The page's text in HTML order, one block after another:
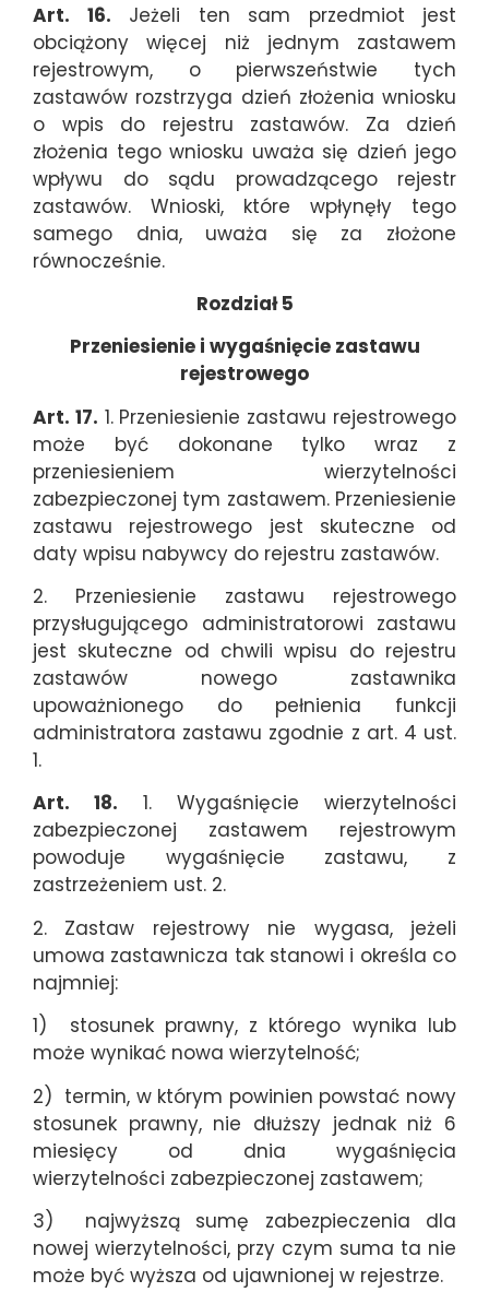
Art. 16. Jeżeli ten sam przedmiot jest
obciążony więcej niż jednym zastawem
rejestrowym, o pierwszeństwie tych
zastawów rozstrzyga dzień złożenia wniosku
o wpis do rejestru zastawów. Za dzień
złożenia tego wniosku uważa się dzień jego
wpływu do sądu prowadzącego rejestr
zastawów. Wnioski, które wpłynęły tego
samego dnia, uważa się za złożone
równocześnie.
Rozdział 5
Przeniesienie i wygaśnięcie zastawu
rejestrowego
Art. 17. 1. Przeniesienie zastawu rejestrowego
może być dokonane tylko wraz z
przeniesieniem wierzytelności
zabezpieczonej tym zastawem. Przeniesienie
zastawu rejestrowego jest skuteczne od
daty wpisu nabywcy do rejestru zastawów.
2. Przeniesienie zastawu rejestrowego
przysługującego administratorowi zastawu
jest skuteczne od chwili wpisu do rejestru
zastawów nowego zastawnika
upoważnionego do pełnienia funkcji
administratora zastawu zgodnie z art. 4 ust.
1.
Art. 18. 1. Wygaśnięcie wierzytelności
zabezpieczonej zastawem rejestrowym
powoduje wygaśnięcie zastawu, z
zastrzeżeniem ust. 2.
2. Zastaw rejestrowy nie wygasa, jeżeli
umowa zastawnicza tak stanowi i określa co
najmniej:
1) stosunek prawny, z którego wynika lub
może wynikać nowa wierzytelność;
2) termin, w którym powinien powstać nowy
stosunek prawny, nie dłuższy jednak niż 6
miesięcy od dnia wygaśnięcia
wierzytelności zabezpieczonej zastawem;
3) najwyższą sumę zabezpieczenia dla
nowej wierzytelności, przy czym suma ta nie
może być wyższa od ujawnionej w rejestrze.